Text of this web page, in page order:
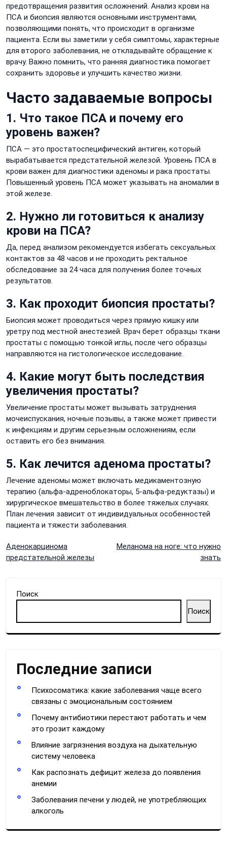
предотвращения развития осложнений. Анализ крови на
ПСА и биопсия являются основными инструментами,
позволяющими понять, что происходит в организме
пациента. Если вы заметили у себя симптомы, характерные
для второго заболевания, не откладывайте обращение к
врачу. Важно помнить, что ранняя диагностика помогает
сохранить здоровье и улучшить качество жизни.
Часто задаваемые вопросы
1. Что такое ПСА и почему его
уровень важен?
ПСА — это простатоспецифический антиген, который
вырабатывается предстательной железой. Уровень ПСА в
крови важен для диагностики аденомы и рака простаты.
Повышенный уровень ПСА может указывать на аномалии в
этой железе.
2. Нужно ли готовиться к анализу
крови на ПСА?
Да, перед анализом рекомендуется избегать сексуальных
контактов за 48 часов и не проходить ректальное
обследование за 24 часа для получения более точных
результатов.
3. Как проходит биопсия простаты?
Биопсия может проводиться через прямую кишку или
уретру под местной анестезией. Врач берет образцы ткани
простаты с помощью тонкой иглы, после чего образцы
направляются на гистологическое исследование.
4. Какие могут быть последствия
увеличения простаты?
Увеличение простаты может вызывать затруднения
мочеиспускания, ночные позывы, а также может привести
к инфекциям и другим серьезным осложнениям, если
оставить его без внимания.
5. Как лечится аденома простаты?
Лечение аденомы может включать медикаментозную
терапию (альфа-адреноблокаторы, 5-альфа-редуктазы) и
хирургическое вмешательство в более тяжелых случаях.
План лечения зависит от индивидуальных особенностей
пациента и тяжести заболевания.
Навигация
по
Аденокарцинома
предстательной железы
Меланома на ноге: что нужно
знать
Поиск
Поиск
Последние записи
Психосоматика: какие заболевания чаще всего
связаны с эмоциональным состоянием
Почему антибиотики перестают работать и чем
это грозит каждому
Влияние загрязнения воздуха на дыхательную
систему человека
Как распознать дефицит железа до появления
анемии
Заболевания печени у людей, не употребляющих
алкоголь